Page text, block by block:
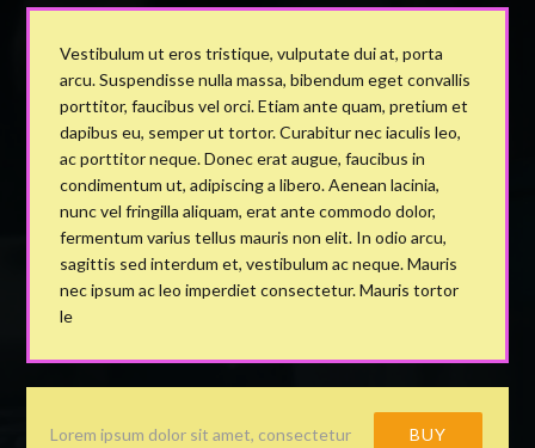
Vestibulum ut eros tristique, vulputate dui at, porta
arcu. Suspendisse nulla massa, bibendum eget convallis
porttitor, faucibus vel orci. Etiam ante quam, pretium et
dapibus eu, semper ut tortor. Curabitur nec iaculis leo,
ac porttitor neque. Donec erat augue, faucibus in
condimentum ut, adipiscing a libero. Aenean lacinia,
nunc vel fringilla aliquam, erat ante commodo dolor,
fermentum varius tellus mauris non elit. In odio arcu,
sagittis sed interdum et, vestibulum ac neque. Mauris
nec ipsum ac leo imperdiet consectetur. Mauris tortor
le
Lorem ipsum dolor sit amet, consectetur
BUY